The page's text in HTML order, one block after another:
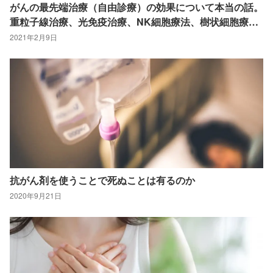
がんの最先端治療（自由診療）の効果について本当の話。
重粒子線治療、光免疫治療、NK細胞療法、樹状細胞療
法、ワクチン療法
2021年2月9日
抗がん剤を使うことで死ぬことは有るのか
2020年9月21日